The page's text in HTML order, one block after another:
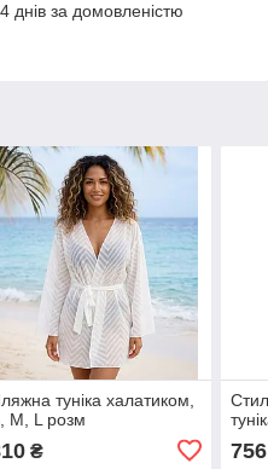
днів за домовленістю
туніка халатиком,
M, L розм
₴ 756